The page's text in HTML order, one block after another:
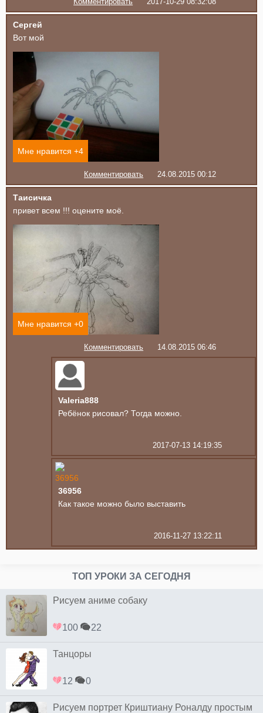
Сергей
Вот мой
Мне нравится +4
Комментировать 24.08.2015 00:12
Таисичка
привет всем !!! оцените моё.
Мне нравится +0
Комментировать 14.08.2015 06:46
Valeria888
Ребёнок рисовал? Тогда можно.
2017-07-13 14:19:35
36956
Как такое можно было выставить
2016-11-27 13:22:11
ТОП УРОКИ ЗА СЕГОДНЯ
Рисуем аниме собаку
100 22
Танцоры
12 0
Рисуем портрет Криштиану Роналду простым